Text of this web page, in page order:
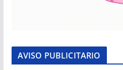
AVISO PUBLICITARIO